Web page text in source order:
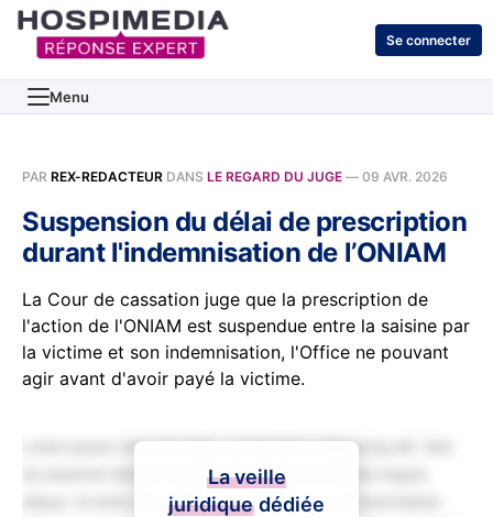
Se connecter
Menu
PAR REX-REDACTEUR DANS LE REGARD DU JUGE — 09 AVR. 2026
Suspension du délai de prescription
durant l'indemnisation de l’ONIAM
La Cour de cassation juge que la prescription de
l'action de l'ONIAM est suspendue entre la saisine par
la victime et son indemnisation, l'Office ne pouvant
agir avant d'avoir payé la victime.
Lorem ipsum dolor sit amet, consectetur adipiscing elit. Sed
do eiusmod tempor incididunt ut labore et dolore magna
aliqua. Ut enim ad minim veniam, quis nostrud exercitation
La veille
juridique dédiée